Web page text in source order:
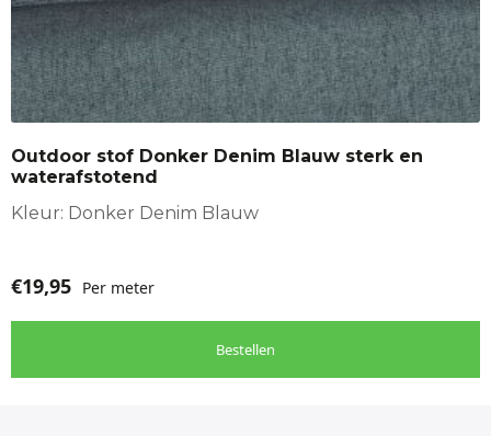
Outdoor stof Donker Denim Blauw sterk en
waterafstotend
Kleur: Donker Denim Blauw
€19,95 Per meter
Bestellen